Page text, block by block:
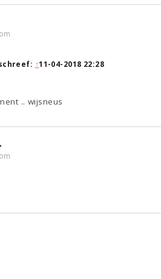
↑11-04-2018 22:28
.. wijsneus